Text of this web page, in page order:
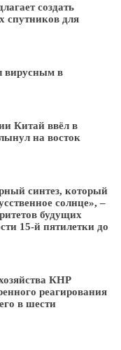
создать
спутников для
вирусным в
Китай ввёл в
на восток
синтез, который
солнце», –
будущих
15-й пятилетки до
КНР
реагирования
в шести